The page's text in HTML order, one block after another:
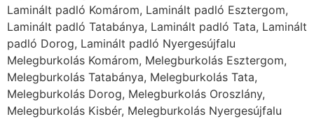
Laminált padló Komárom, Laminált padló Esztergom,
Laminált padló Tatabánya, Laminált padló Tata, Laminált
padló Dorog, Laminált padló Nyergesújfalu
Melegburkolás Komárom, Melegburkolás Esztergom,
Melegburkolás Tatabánya, Melegburkolás Tata,
Melegburkolás Dorog, Melegburkolás Oroszlány,
Melegburkolás Kisbér, Melegburkolás Nyergesújfalu